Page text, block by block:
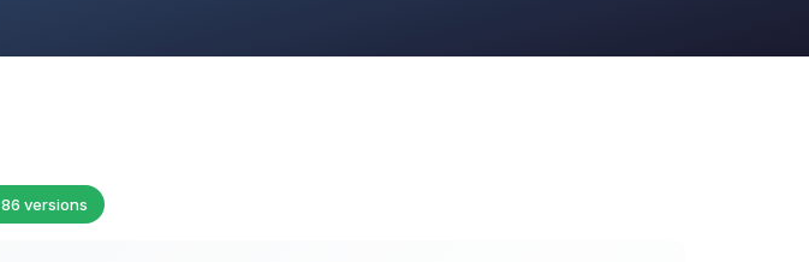
versions